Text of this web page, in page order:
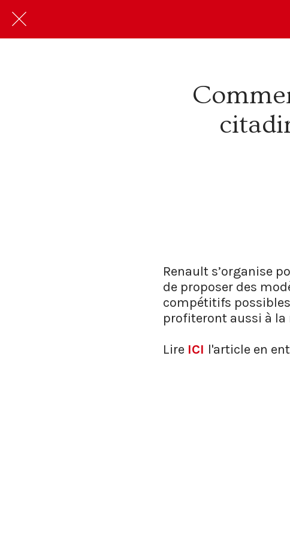
Renault s’organise
de proposer des
compétitifs
profiteront aussi à la
Lire ICI l'article en